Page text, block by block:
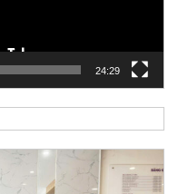
24:29